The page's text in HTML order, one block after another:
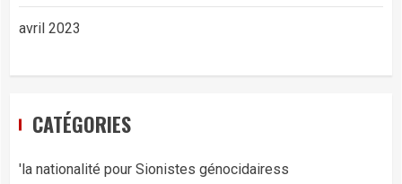
avril 2023
CATÉGORIES
'la nationalité pour Sionistes génocidairess